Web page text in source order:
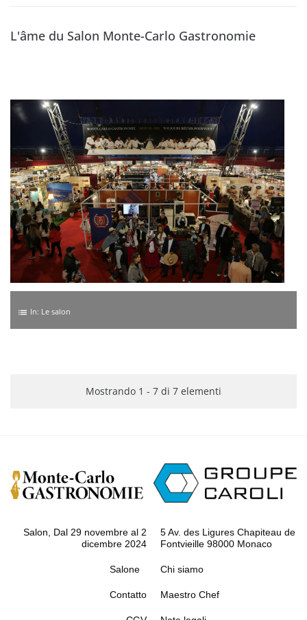
L'âme du Salon Monte-Carlo Gastronomie
list In: Le salon
Mostrando 1 - 7 di 7 elementi
Salon, Dal 29 novembre al 2
dicembre 2024
5 Av. des Ligures Chapiteau de
Fontvieille 98000 Monaco
Salone
Contatto
Chi siamo
Maestro Chef